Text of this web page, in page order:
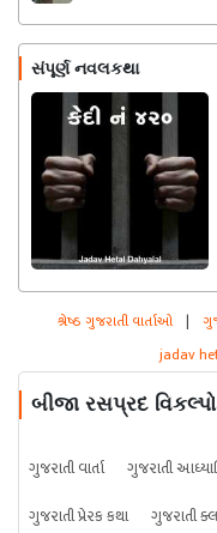
સંપૂર્ણ નવલકથા
શ્રેષ્ઠ ગુજરાતી વાર્તાઓ |
jadav
બીજા રસપ્રદ વિકલ્પો
ગુજરાતી વાર્તા ગુજરાતી
ગુજરાતી પ્રેરક કથા
ગુજરાતી